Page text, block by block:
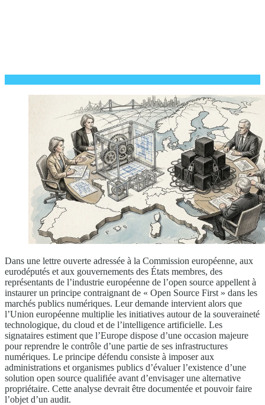
Dans une lettre ouverte adressée à la Commission européenne, aux
eurodéputés et aux gouvernements des États membres, des
représentants de l’industrie européenne de l’open source appellent à
instaurer un principe contraignant de « Open Source First » dans les
marchés publics numériques. Leur demande intervient alors que
l’Union européenne multiplie les initiatives autour de la souveraineté
technologique, du cloud et de l’intelligence artificielle. Les
signataires estiment que l’Europe dispose d’une occasion majeure
pour reprendre le contrôle d’une partie de ses infrastructures
numériques. Le principe défendu consiste à imposer aux
administrations et organismes publics d’évaluer l’existence d’une
solution open source qualifiée avant d’envisager une alternative
propriétaire. Cette analyse devrait être documentée et pouvoir faire
l’objet d’un audit.